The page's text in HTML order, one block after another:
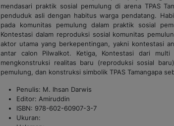
mendasari praktik sosial pemulung di arena TPAS
penduduk asli dengan habitus warga pendatang.
pada komunitas pemulung dalam praktik sosial
Kontestasi dalam reproduksi sosial komunitas
aktor utama yang berkepentingan, yakni kontestasi
antar calon Pilwalkot. Ketiga, Kontestasi dari multi
mengkonstruksi realitas baru (reproduksi sosial
pemulung, dan konstruksi simbolik TPAS Tamangapa
Penulis: M. Ihsan Darwis
Editor: Amiruddin
ISBN: 978-602-60907-3-7
Ukuran: